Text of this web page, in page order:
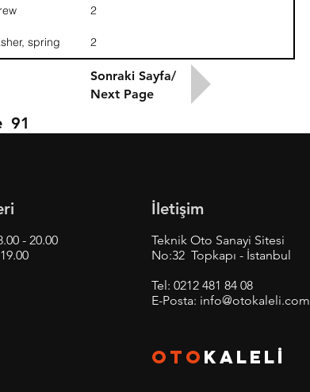
2
spring 2
Sonraki Sayfa/
Next Page
91
- 20.00
İletişim
Teknik Oto Sanayi Sitesi
No:32 Topkapı - İstanbul
Tel: 0212 481 84 08
E-Posta: info@otokaleli.com
OTO KALELİ